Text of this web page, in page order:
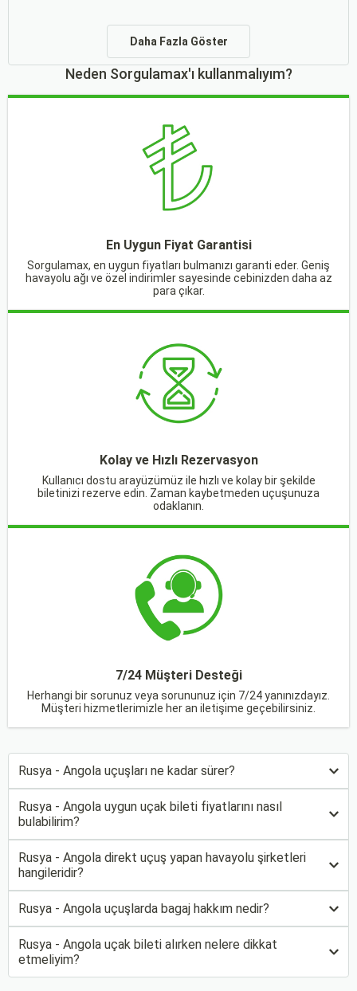
Daha Fazla Göster
Neden Sorgulamax'ı kullanmalıyım?
En Uygun Fiyat Garantisi
Sorgulamax, en uygun fiyatları bulmanızı garanti eder. Geniş
havayolu ağı ve özel indirimler sayesinde cebinizden daha az
para çıkar.
Kolay ve Hızlı Rezervasyon
Kullanıcı dostu arayüzümüz ile hızlı ve kolay bir şekilde
biletinizi rezerve edin. Zaman kaybetmeden uçuşunuza
odaklanın.
7/24 Müşteri Desteği
Herhangi bir sorunuz veya sorununuz için 7/24 yanınızdayız.
Müşteri hizmetlerimizle her an iletişime geçebilirsiniz.
Rusya - Angola uçuşları ne kadar sürer?
Rusya - Angola uygun uçak bileti fiyatlarını nasıl
bulabilirim?
Rusya - Angola direkt uçuş yapan havayolu şirketleri
hangileridir?
Rusya - Angola uçuşlarda bagaj hakkım nedir?
Rusya - Angola uçak bileti alırken nelere dikkat
etmeliyim?